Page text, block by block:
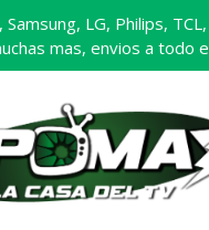
LG, Philips,
mas, envios a todo